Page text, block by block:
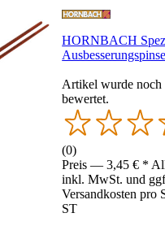
HORNBACH
Artikel wurde noch
bewertet.
(0)
Preis — 3,45 € *
inkl. MwSt. und
Versandkosten pro
ST